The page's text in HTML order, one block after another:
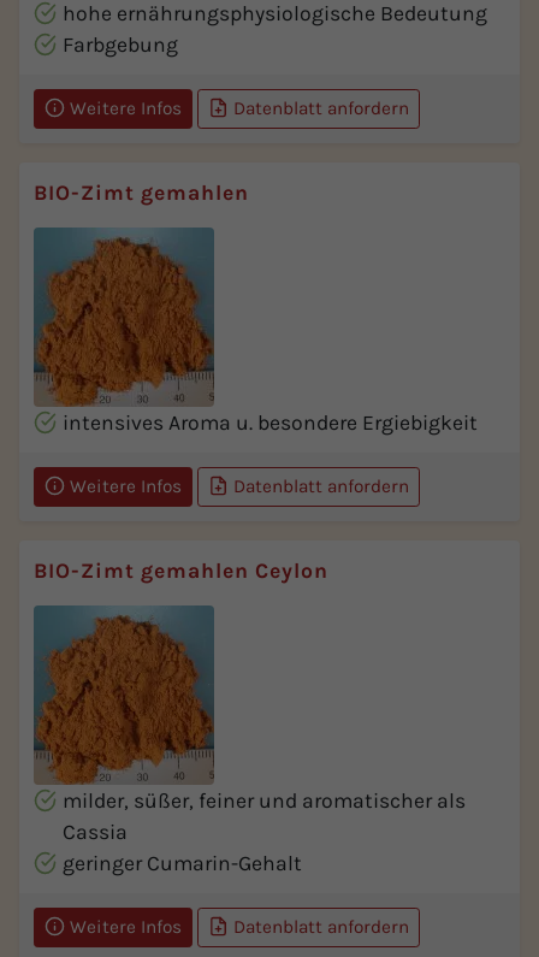
hohe ernährungsphysiologische Bedeutung
Farbgebung
Weitere Infos Datenblatt anfordern
BIO-Zimt gemahlen
intensives Aroma u. besondere Ergiebigkeit
Weitere Infos Datenblatt anfordern
BIO-Zimt gemahlen Ceylon
milder, süßer, feiner und aromatischer als
Cassia
geringer Cumarin-Gehalt
Weitere Infos Datenblatt anfordern